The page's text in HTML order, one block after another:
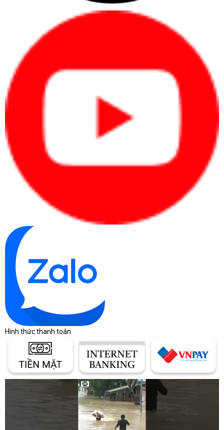
Hình thức thanh toán